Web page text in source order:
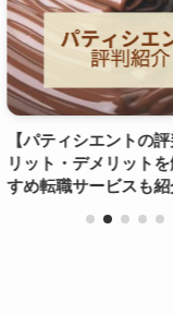
【パティシエ辞め
ゃない。辞めた人
と“その後のキャリ